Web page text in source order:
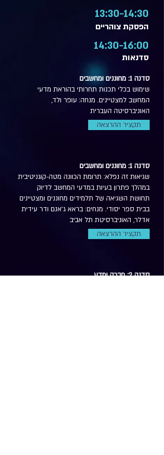
13:30-14:30
הפסקת צוהריים
סדנאות
14:30-16:00
סדנה 1: מחוננים ומחשבים
שימוש בכלי תכנות תחרותי בהוראת מדעי
המחשב למצטיינים. מנחה: עופר ולד,
האוניברסיטה העברית
תקציר ההרצאה
סדנה 1: מחוננים ומחשבים
שגיאות זה נפלא: תרומת הכוונה מטה-קוגניטיבית
במהלך פתרון בעיות במדעי המחשב לדיוק
תחושת השגיאה של תלמידים מחוננים ומצטיינים
בבית ספר יסודי. מנחים: בראא ג'אנם ודר עידית
אדלר, האוניברסיטת תל אביב
תקציר ההרצאה
סדנה 2: חברה ומדע